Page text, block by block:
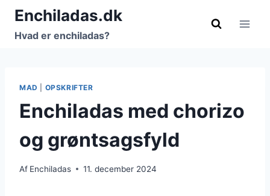
Fortsæt
indhold
Enchiladas.dk
Hvad er enchiladas?
MAD OPSKRIFTER
Enchiladas med chorizo
og grøntsagsfyld
Af Enchiladas 11. december 2024